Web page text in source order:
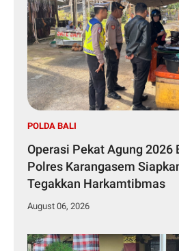
POLDA BALI
Operasi Pekat Agung 2026
Polres Karangasem
Tegakkan Harkamtibmas
August 06, 2026